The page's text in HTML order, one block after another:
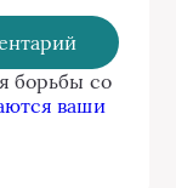
борьбы со
ваши